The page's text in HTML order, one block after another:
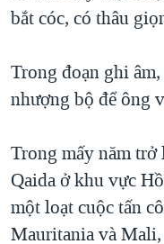
bắt cóc, có thâu
Trong đoạn ghi
nhượng bộ để ông
Trong mấy năm
Qaida ở khu vực
một loạt cuộc tấn
Mauritania và